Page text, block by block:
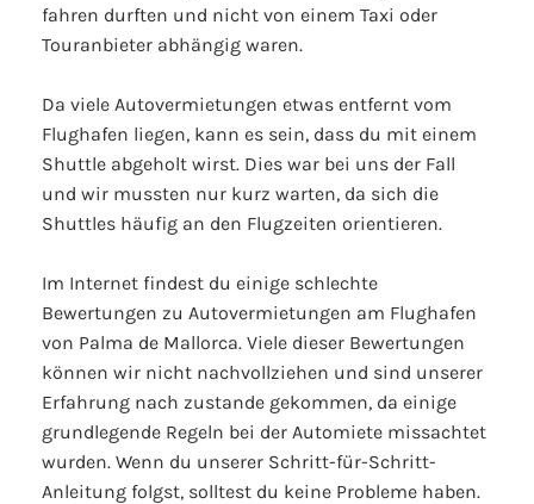
fahren durften und nicht von einem Taxi oder
Touranbieter abhängig waren.
Da viele Autovermietungen etwas entfernt vom
Flughafen liegen, kann es sein, dass du mit einem
Shuttle abgeholt wirst. Dies war bei uns der Fall
und wir mussten nur kurz warten, da sich die
Shuttles häufig an den Flugzeiten orientieren.
Im Internet findest du einige schlechte
Bewertungen zu Autovermietungen am Flughafen
von Palma de Mallorca. Viele dieser Bewertungen
können wir nicht nachvollziehen und sind unserer
Erfahrung nach zustande gekommen, da einige
grundlegende Regeln bei der Automiete missachtet
wurden. Wenn du unserer Schritt-für-Schritt-
Anleitung folgst, solltest du keine Probleme haben.